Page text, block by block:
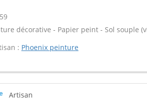
décorative - Papier peint - Sol souple
: Phoenix peinture
Artisan